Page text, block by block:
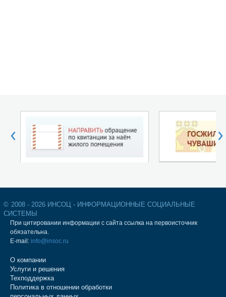
‹ ›
© 2008 - 2026 ИНСОЦ - ИНФОРМАЦИОННЫЕ СОЦИАЛЬНЫЕ
СИСТЕМЫ
При цитировании информации с сайта ссылка на первоисточник
обязательна.
E-mail: info@insoc.ru
О компании
Услуги и решения
Техподдержка
Политика в отношении обработки